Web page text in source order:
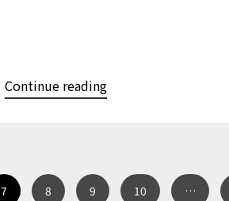
Continue reading
7 8 9 10 …